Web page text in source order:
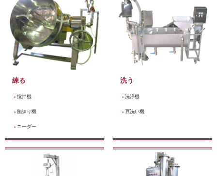
練る
撹拌機
餡練り機
ニーダー
洗う
洗浄機
豆洗い機